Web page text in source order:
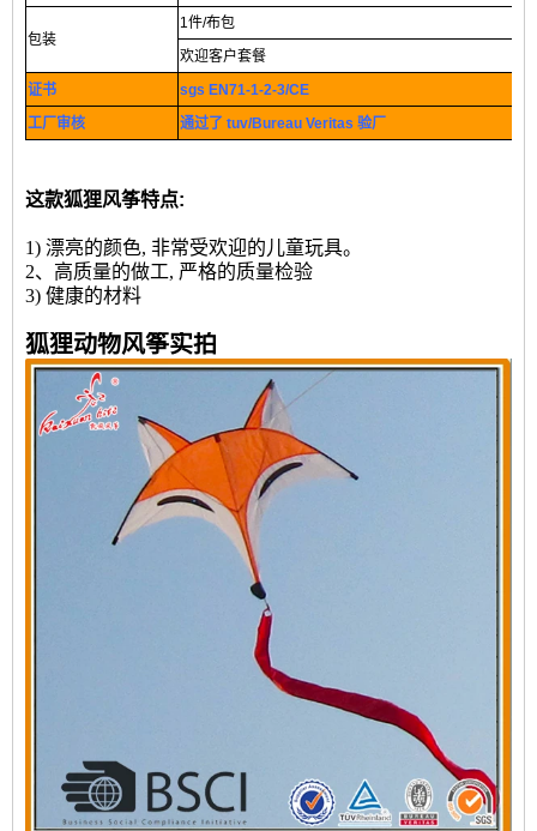
包装
1件/布包
欢迎客户套餐
证书
sgs EN71-1-2-3/CE
工厂审核
通过了 tuv/Bureau Veritas 验厂
这款狐狸风筝特点:
1) 漂亮的颜色, 非常受欢迎的儿童玩具。
2、高质量的做工, 严格的质量检验
3) 健康的材料
狐狸动物风筝实拍